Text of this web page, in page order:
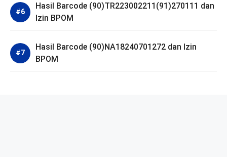
Hasil Barcode (90)TR223002211(91)270111 dan
Izin BPOM
Hasil Barcode (90)NA18240701272 dan Izin
BPOM